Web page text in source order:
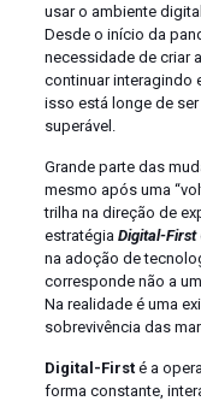
usar o ambiente
Desde o início da
necessidade de criar
continuar interagindo
isso está longe de
superável.
Grande parte das
mesmo após uma
trilha na direção de
estratégia Digital-First
na adoção de
corresponde não a
Na realidade é uma
sobrevivência das
Digital-Firsté a
forma constante,